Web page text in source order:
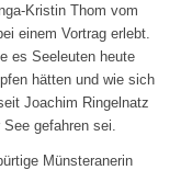
Kristin Thom vom
einem Vortrag erlebt.
es Seeleuten heute
hätten und wie sich
Joachim Ringelnatz
gefahren sei.
Münsteranerin